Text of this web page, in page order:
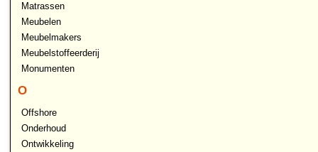
Matrassen
Meubelen
Meubelmakers
Meubelstoffeerderij
Monumenten
O
Offshore
Onderhoud
Ontwikkeling